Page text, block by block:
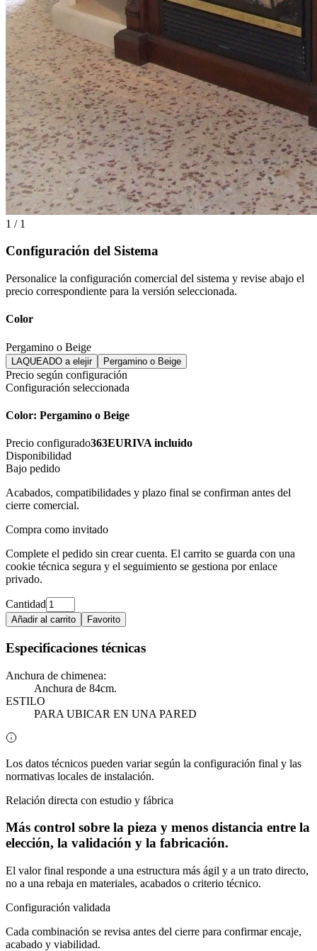
1 / 1
Configuración del Sistema
Personalice la configuración comercial del sistema y revise abajo el
precio correspondiente para la versión seleccionada.
Color
Pergamino o Beige
LAQUEADO a elejir Pergamino o Beige
Precio según configuración
Configuración seleccionada
Color: Pergamino o Beige
Precio configurado363EURIVA incluido
Disponibilidad
Bajo pedido
Acabados, compatibilidades y plazo final se confirman antes del
cierre comercial.
Compra como invitado
Complete el pedido sin crear cuenta. El carrito se guarda con una
cookie técnica segura y el seguimiento se gestiona por enlace
privado.
Cantidad
Añadir al carrito Favorito
Especificaciones técnicas
Anchura de chimenea:
Anchura de 84cm.
ESTILO
PARA UBICAR EN UNA PARED
Los datos técnicos pueden variar según la configuración final y las
normativas locales de instalación.
Relación directa con estudio y fábrica
Más control sobre la pieza y menos distancia entre la
elección, la validación y la fabricación.
El valor final responde a una estructura más ágil y a un trato directo,
no a una rebaja en materiales, acabados o criterio técnico.
Configuración validada
Cada combinación se revisa antes del cierre para confirmar encaje,
acabado y viabilidad.